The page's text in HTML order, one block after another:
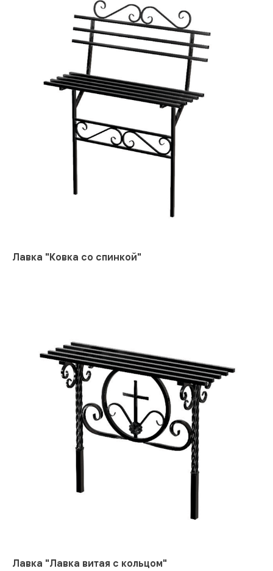
Лавка "Ковка со спинкой"
Лавка "Лавка витая с кольцом"